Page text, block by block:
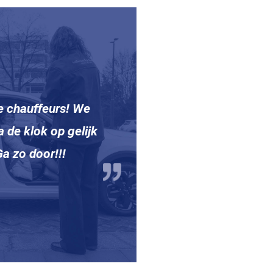
chauffeurs! We
de klok op gelijk
zo door!!!